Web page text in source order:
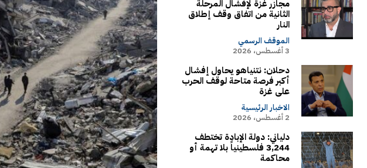
مجازر غزة لإفشال المرحلة
الثانية من اتفاق وقف إطلاق
النار
الموقف الرسمي
3 أغسطس، 2026
دحلان: نتنياهو يحاول إفشال
أكبر فرصة متاحة لوقف الحرب
على غزة
الاخبار الرئيسية
2 أغسطس، 2026
دلياني: دولة الإبادة تختطف
3,244 فلسطينياً بلا تهمة أو
محاكمة